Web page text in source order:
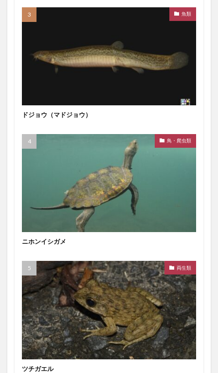
魚類
ドジョウ（マドジョウ）
鳥・爬虫類
ニホンイシガメ
両生類
ツチガエル